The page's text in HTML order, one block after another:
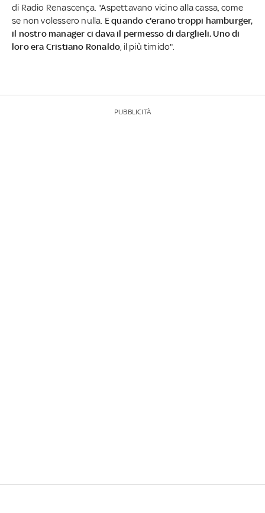
di Radio Renascença. "Aspettavano vicino alla cassa, come
se non volessero nulla. Equando c'erano troppi hamburger,
il nostro manager ci dava il permesso di darglieli. Uno di
loro era Cristiano Ronaldo, il più timido".
PUBBLICITÀ